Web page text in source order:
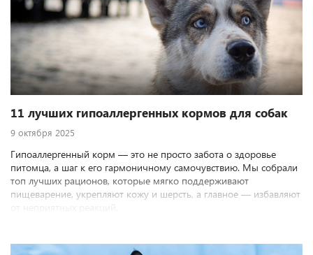
11 лучших гипоаллергенных кормов для собак
9 октября 2025
Гипоаллергенный корм — это не просто забота о здоровье
питомца, а шаг к его гармоничному самочувствию. Мы собрали
топ лучших рационов, которые мягко поддерживают
пищеварение, укрепляют кожу и шерсть, а главное — избавляют